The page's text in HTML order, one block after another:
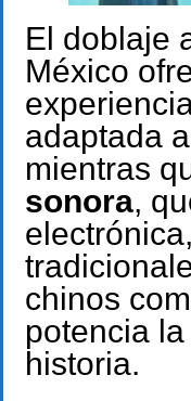
El doblaje
México
adaptada
mientras
sonora,
chinos
potencia
historia.